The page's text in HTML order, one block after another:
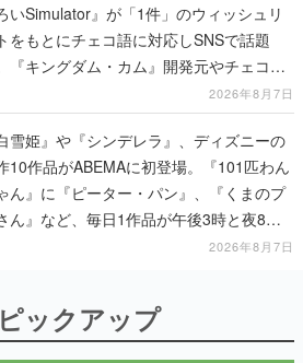
いSimulator』が「1件」のウィッシュリ
をもとにチェコ語に対応しSNSで話題
『キングダム・カム』開発元やチェコの
2026年8月7日
雪姫』や『シンデレラ』、ディズニーの
10作品がABEMAに初登場。『101匹わん
ん』に『ピーター・パン』、『くまのプ
ん』など、毎日1作品が午後3時と夜8時
2026年8月7日
ックアップ